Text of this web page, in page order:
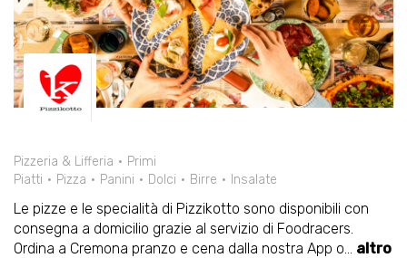
Pizzeria & Lifferia
Primi
Piatti
Pizza Panini Dolci Birre Insalate
Le pizze e le specialità di Pizzikotto sono disponibili con
consegna a domicilio grazie al servizio di Foodracers.
Ordina a Cremona pranzo e cena dalla nostra App o... altro